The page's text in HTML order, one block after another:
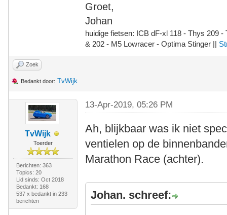
Groet,
Johan
huidige fietsen: ICB dF-xl 118 - Thys 209
& 202 - M5 Lowracer - Optima Stinger ||
Zoek
Bedankt door: TvWijk
TvWijk
Toerder
Berichten: 363
Topics: 20
Lid sinds: Oct 2018
Bedankt: 168
537 x bedankt in 233
berichten
13-Apr-2019, 05:26 PM
Ah, blijkbaar was ik niet
ventielen op de
Marathon Race (achter).
Johan. schreef: